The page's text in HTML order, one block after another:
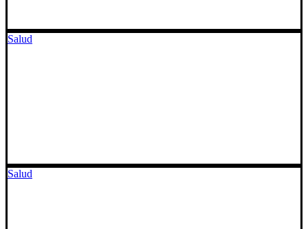
Salud
Salud